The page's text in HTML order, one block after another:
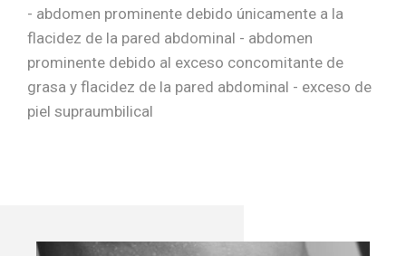
- abdomen prominente debido únicamente a la
flacidez de la pared abdominal - abdomen
prominente debido al exceso concomitante de
grasa y flacidez de la pared abdominal - exceso de
piel supraumbilical